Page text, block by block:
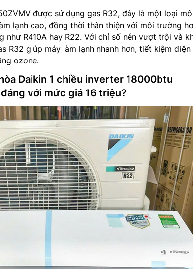
được sử dụng gas R32, đây là một loại
lạnh cao, đồng thời thân thiện với môi trường
như R410A hay R22. Với chỉ số nén vượt trội và
R32 giúp máy làm lạnh nhanh hơn, tiết kiệm điện
ozone.
Daikin 1 chiều inverter 18000btu
với mức giá 16 triệu?